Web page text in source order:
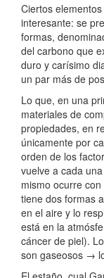
Ciertos
interesante: se
formas,
del carbono que
duro y carísimo
un par más de
Lo que, en una
materiales de
propiedades, en
únicamente por
orden de los
vuelve a cada
mismo ocurre
tiene dos formas
en el aire y lo
está en la
cáncer de piel).
son gaseosos →